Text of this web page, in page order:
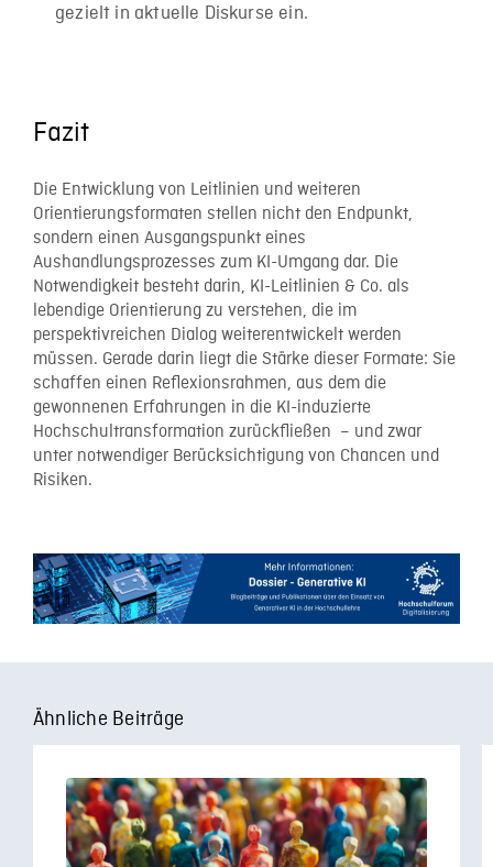
gezielt in aktuelle Diskurse ein.
Fazit
Die Entwicklung von Leitlinien und weiteren
Orientierungsformaten stellen nicht den Endpunkt,
sondern einen Ausgangspunkt eines
Aushandlungsprozesses zum KI-Umgang dar. Die
Notwendigkeit besteht darin, KI-Leitlinien & Co. als
lebendige Orientierung zu verstehen, die im
perspektivreichen Dialog weiterentwickelt werden
müssen. Gerade darin liegt die Stärke dieser Formate: Sie
schaffen einen Reflexionsrahmen, aus dem die
gewonnenen Erfahrungen in die KI-induzierte
Hochschultransformation zurückfließen – und zwar
unter notwendiger Berücksichtigung von Chancen und
Risiken.
Ähnliche Beiträge